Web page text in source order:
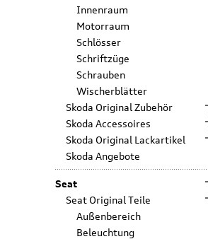
Innenraum
Motorraum
Schlösser
Schriftzüge
Schrauben
Wischerblätter
Skoda Original Zubehör
Skoda Accessoires
Skoda Original Lackartikel
Skoda Angebote
Seat
Seat Original Teile
Außenbereich
Beleuchtung